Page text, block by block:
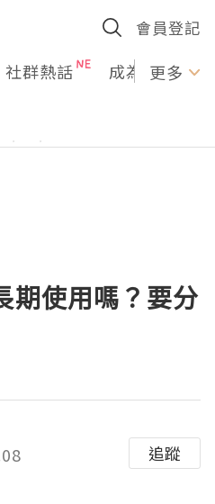
會員登記
社群熱話 成為U更多
期使用嗎？要分
追蹤